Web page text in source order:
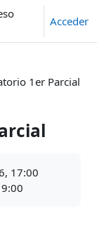
Acceder
1er Parcial
17:00